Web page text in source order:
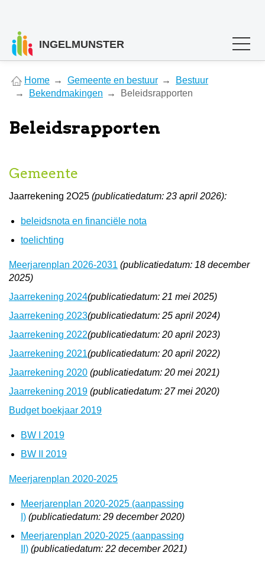
INGELMUNSTER
are
here
Home Gemeente en bestuur
Bestuur
Bekendmakingen
Beleidsrapporten
Beleidsrapporten
Gemeente
Jaarrekening 2O25 (publicatiedatum: 23 april 2026):
beleidsnota en financiële nota
toelichting
Meerjarenplan 2026-2031 (publicatiedatum: 18 december
2025)
Jaarrekening 2024(publicatiedatum: 21 mei 2025)
Jaarrekening 2023(publicatiedatum: 25 april 2024)
Jaarrekening 2022(publicatiedatum: 20 april 2023)
Jaarrekening 2021(publicatiedatum: 20 april 2022)
Jaarrekening 2020 (publicatiedatum: 20 mei 2021)
Jaarrekening 2019 (publicatiedatum: 27 mei 2020)
Budget boekjaar 2019
BW I 2019
BW II 2019
Meerjarenplan 2020-2025
Meerjarenplan 2020-2025 (aanpassing
I) (publicatiedatum: 29 december 2020)
Meerjarenplan 2020-2025 (aanpassing
II) (publicatiedatum: 22 december 2021)